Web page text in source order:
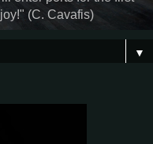
(C. Cavafis)
▼